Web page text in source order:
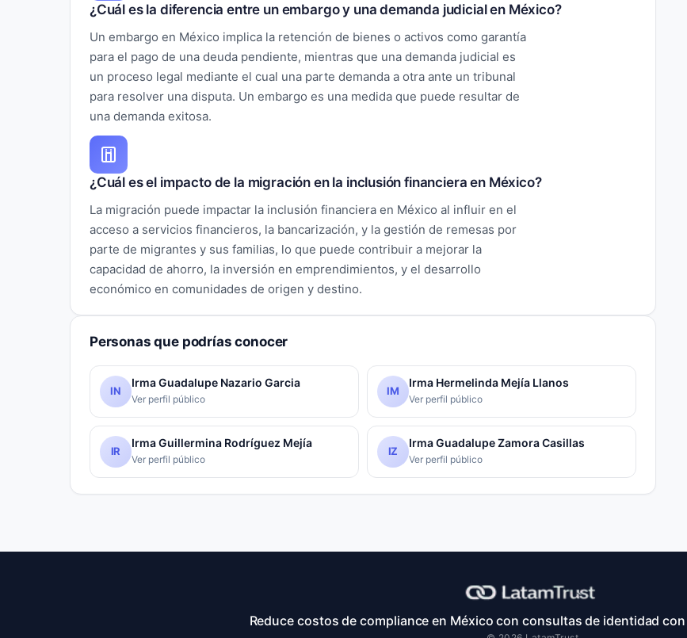
¿Cuál es la diferencia entre un embargo y una demanda judicial en México?
Un embargo en México implica la retención de bienes o activos como garantía
para el pago de una deuda pendiente, mientras que una demanda judicial es
un proceso legal mediante el cual una parte demanda a otra ante un tribunal
para resolver una disputa. Un embargo es una medida que puede resultar de
una demanda exitosa.
¿Cuál es el impacto de la migración en la inclusión financiera en México?
La migración puede impactar la inclusión financiera en México al influir en el
acceso a servicios financieros, la bancarización, y la gestión de remesas por
parte de migrantes y sus familias, lo que puede contribuir a mejorar la
capacidad de ahorro, la inversión en emprendimientos, y el desarrollo
económico en comunidades de origen y destino.
Personas que podrías conocer
IN
Irma Guadalupe Nazario Garcia
Ver perfil público
IM
Irma Hermelinda Mejía Llanos
Ver perfil público
IR
Irma Guillermina Rodríguez Mejía
Ver perfil público
IZ
Irma Guadalupe Zamora Casillas
Ver perfil público
Reduce costos de compliance en México con consultas de identidad con